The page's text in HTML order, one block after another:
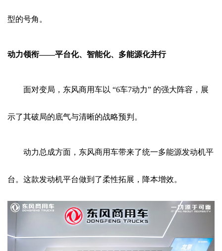
型的号角。
动力领衔——平台化、智能化、多能源化并行
面对变局，东风商用车以 “6车7动力” 的强大阵容，展
示了其破局的底气与清晰的战略预判。
动力总成方面，东风商用车带来了统一多能源发动机平
台。这款发动机平台做到了柔性拓展，降本增效。